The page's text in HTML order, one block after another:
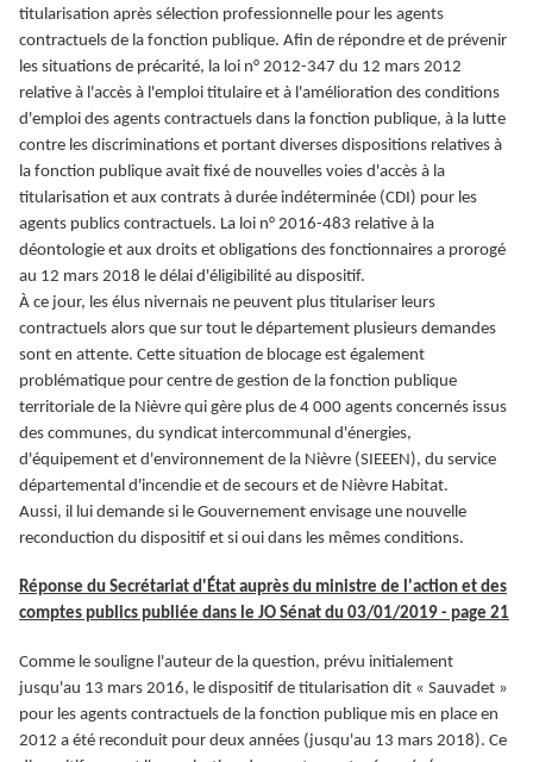
titularisation après sélection professionnelle pour les agents
contractuels de la fonction publique. Afin de répondre et de prévenir
les situations de précarité, la loi n° 2012-347 du 12 mars 2012
relative à l'accès à l'emploi titulaire et à l'amélioration des conditions
d'emploi des agents contractuels dans la fonction publique, à la lutte
contre les discriminations et portant diverses dispositions relatives à
la fonction publique avait fixé de nouvelles voies d'accès à la
titularisation et aux contrats à durée indéterminée (CDI) pour les
agents publics contractuels. La loi n° 2016-483 relative à la
déontologie et aux droits et obligations des fonctionnaires a prorogé
au 12 mars 2018 le délai d'éligibilité au dispositif.
À ce jour, les élus nivernais ne peuvent plus titulariser leurs
contractuels alors que sur tout le département plusieurs demandes
sont en attente. Cette situation de blocage est également
problématique pour centre de gestion de la fonction publique
territoriale de la Nièvre qui gère plus de 4 000 agents concernés issus
des communes, du syndicat intercommunal d'énergies,
d'équipement et d'environnement de la Nièvre (SIEEEN), du service
départemental d'incendie et de secours et de Nièvre Habitat.
Aussi, il lui demande si le Gouvernement envisage une nouvelle
reconduction du dispositif et si oui dans les mêmes conditions.
Réponse du Secrétariat d'État auprès du ministre de l'action et des
comptes publics publiée dans le JO Sénat du 03/01/2019 - page 21
Comme le souligne l'auteur de la question, prévu initialement
jusqu'au 13 mars 2016, le dispositif de titularisation dit « Sauvadet »
pour les agents contractuels de la fonction publique mis en place en
2012 a été reconduit pour deux années (jusqu'au 13 mars 2018). Ce